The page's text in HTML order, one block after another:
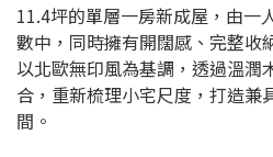
11.4坪的單層一房新成屋，由一
數中，同時擁有開闊感、完整收
以北歐無印風為基調，透過溫潤
合，重新梳理小宅尺度，打造兼
間。